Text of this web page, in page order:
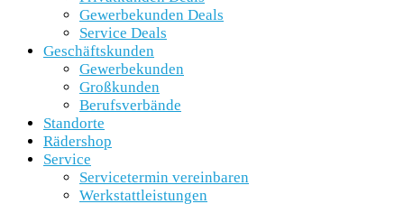
Gewerbekunden Deals
Service Deals
Geschäftskunden
Gewerbekunden
Großkunden
Berufsverbände
Standorte
Rädershop
Service
Servicetermin vereinbaren
Werkstattleistungen